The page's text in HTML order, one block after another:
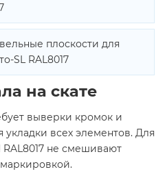
плоскости для
SL RAL8017
на скате
выверки кромок и
всех элементов. Для
RAL8017 не смешивают